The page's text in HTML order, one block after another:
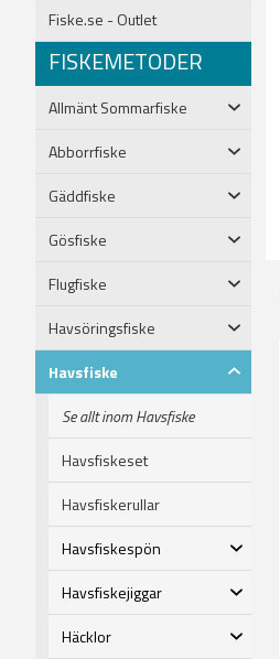
Fiske.se - Outlet
FISKEMETODER
Allmänt Sommarfiske
Abborrfiske
Gäddfiske
Gösfiske
Flugfiske
Havsöringsfiske
Havsfiske
Se allt inom Havsfiske
Havsfiskeset
Havsfiskerullar
Havsfiskespön
Havsfiskejiggar
Häcklor